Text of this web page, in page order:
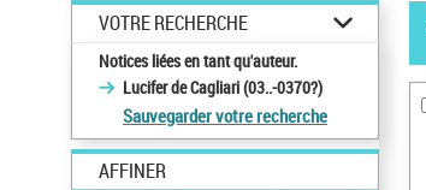
VOTRE RECHERCHE
Notices liées en tant qu'auteur.
Lucifer de Cagliari (03..-0370?)
Sauvegarder votre recherche
AFFINER